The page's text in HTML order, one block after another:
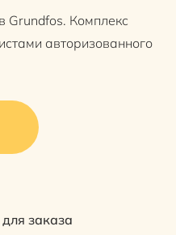
Grundfos. Комплекс
авторизованного
заказа